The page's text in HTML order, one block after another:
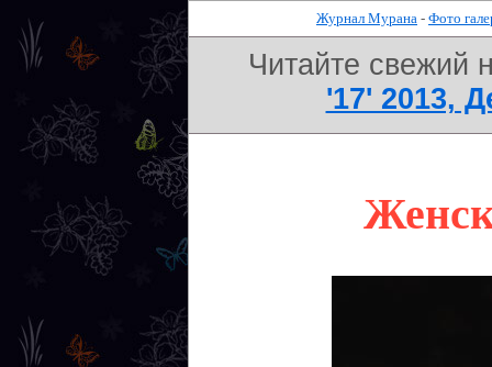
Журнал Мурана - Фото
Читайте свежий
'17' 2013,